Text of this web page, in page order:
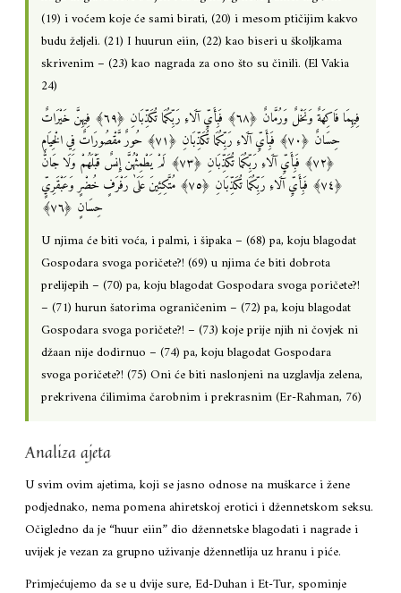
(19) i voćem koje će sami birati, (20) i mesom ptičijim kakvo
budu željeli. (21) I huurun eiin, (22) kao biseri u školjkama
skrivenim – (23) kao nagrada za ono što su činili. (El Vakia
24)
فِيهِمَا فَاكِهَةٌ وَنَخْلٌ وَرُمَّانٌ ‎﴿٦٨﴾‏ فَبِأَيِّ آلَاءِ رَبِّكُمَا تُكَذِّبَانِ ‎﴿٦٩﴾‏ فِيهِنَّ خَيْرَاتٌ
حِسَانٌ ‎﴿٧٠﴾‏ فَبِأَيِّ آلَاءِ رَبِّكُمَا تُكَذِّبَانِ ‎﴿٧١﴾‏ حُورٌ مَّقْصُورَاتٌ فِي الْخِيَامِ
‎﴿٧٢﴾‏ فَبِأَيِّ آلَاءِ رَبِّكُمَا تُكَذِّبَانِ ‎﴿٧٣﴾‏ لَمْ يَطْمِثْهُنَّ إِنسٌ قَبْلَهُمْ وَلَا جَانٌّ
‎﴿٧٤﴾‏ فَبِأَيِّ آلَاءِ رَبِّكُمَا تُكَذِّبَانِ ‎﴿٧٥﴾‏ مُتَّكِئِينَ عَلَىٰ رَفْرَفٍ خُضْرٍ وَعَبْقَرِيٍّ
حِسَانٍ ‎﴿٧٦﴾
U njima će biti voća, i palmi, i šipaka – (68) pa, koju blagodat
Gospodara svoga poričete?! (69) u njima će biti dobrota
prelijepih – (70) pa, koju blagodat Gospodara svoga poričete?!
– (71) hurun šatorima ograničenim – (72) pa, koju blagodat
Gospodara svoga poričete?! – (73) koje prije njih ni čovjek ni
džaan nije dodirnuo – (74) pa, koju blagodat Gospodara
svoga poričete?! (75) Oni će biti naslonjeni na uzglavlja zelena,
prekrivena ćilimima čarobnim i prekrasnim (Er-Rahman, 76)
Analiza ajeta
U svim ovim ajetima, koji se jasno odnose na muškarce i žene
podjednako, nema pomena ahiretskoj erotici i džennetskom seksu.
Očigledno da je “huur eiin” dio džennetske blagodati i nagrade i
uvijek je vezan za grupno uživanje džennetlija uz hranu i piće.
Primjećujemo da se u dvije sure, Ed-Duhan i Et-Tur, spominje